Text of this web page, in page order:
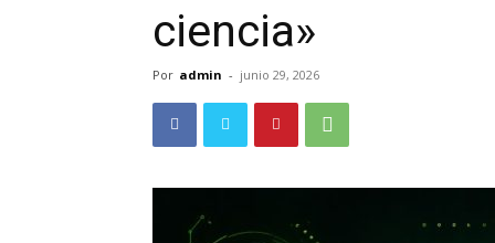
ciencia»
Por admin - junio 29, 2026